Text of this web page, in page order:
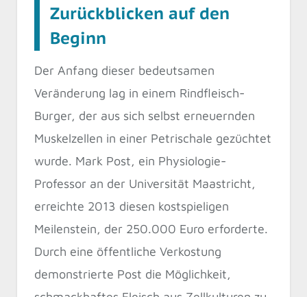
Zurückblicken auf den
Beginn
Der Anfang dieser bedeutsamen
Veränderung lag in einem Rindfleisch-
Burger, der aus sich selbst erneuernden
Muskelzellen in einer Petrischale gezüchtet
wurde. Mark Post, ein Physiologie-
Professor an der Universität Maastricht,
erreichte 2013 diesen kostspieligen
Meilenstein, der 250.000 Euro erforderte.
Durch eine öffentliche Verkostung
demonstrierte Post die Möglichkeit,